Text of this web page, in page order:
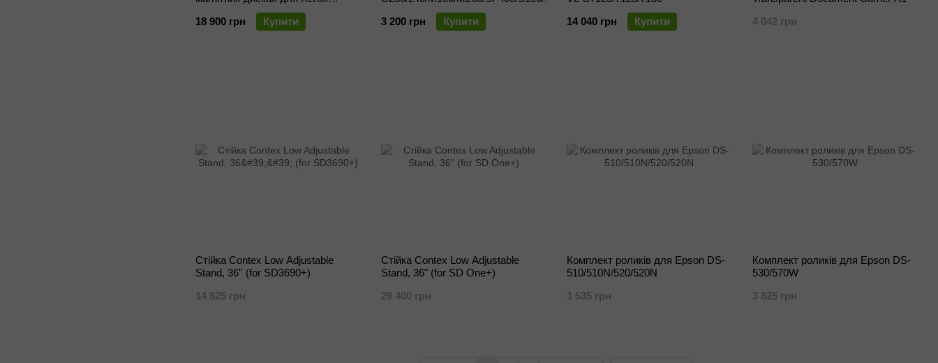
VL_70xx 320ГБ
18 900 грн
Купити
3 200 грн
Купити
14 040 грн
Купити
4 042 грн
Стійка Contex Low Adjustable
Stand, 36'' (for SD3690+)
14 625 грн
Стійка Contex Low Adjustable
Stand, 36" (for SD One+)
29 400 грн
Комплект роликів для Epson DS-
510/510N/520/520N
1 535 грн
Комплект роликів для Epson DS-
530/570W
3 825 грн